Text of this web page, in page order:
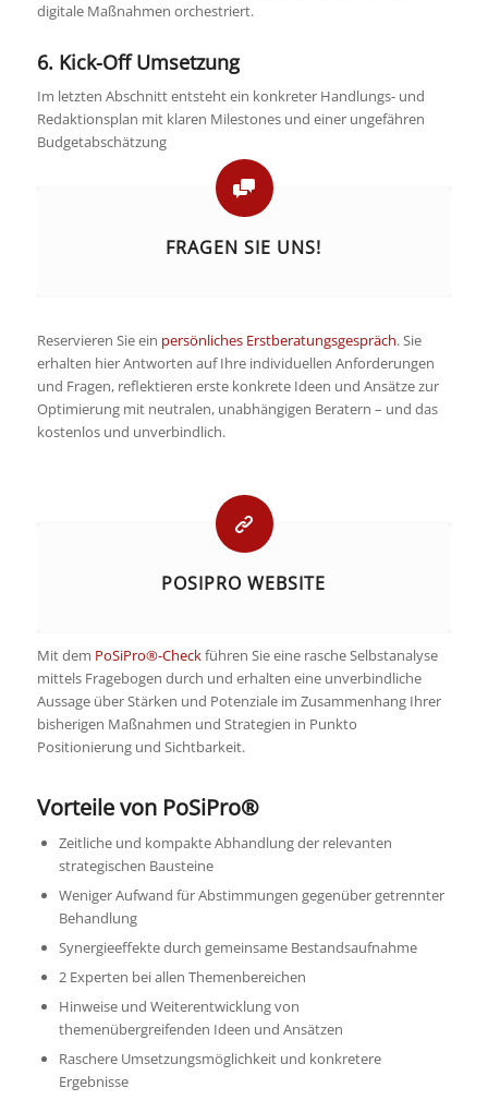
digitale Maßnahmen orchestriert.
6. Kick-Off Umsetzung
Im letzten Abschnitt entsteht ein konkreter Handlungs- und
Redaktionsplan mit klaren Milestones und einer ungefähren
Budgetabschätzung
FRAGEN SIE UNS!
Reservieren Sie ein persönliches Erstberatungsgespräch. Sie
erhalten hier Antworten auf Ihre individuellen Anforderungen
und Fragen, reflektieren erste konkrete Ideen und Ansätze zur
Optimierung mit neutralen, unabhängigen Beratern – und das
kostenlos und unverbindlich.
POSIPRO WEBSITE
Mit dem PoSiPro®-Checkführen Sie eine rasche Selbstanalyse
mittels Fragebogen durch und erhalten eine unverbindliche
Aussage über Stärken und Potenziale im Zusammenhang Ihrer
bisherigen Maßnahmen und Strategien in Punkto
Positionierung und Sichtbarkeit.
Vorteile von PoSiPro®
Zeitliche und kompakte Abhandlung der relevanten
strategischen Bausteine
Weniger Aufwand für Abstimmungen gegenüber getrennter
Behandlung
Synergieeffekte durch gemeinsame Bestandsaufnahme
2 Experten bei allen Themenbereichen
Hinweise und Weiterentwicklung von
themenübergreifenden Ideen und Ansätzen
Raschere Umsetzungsmöglichkeit und konkretere
Ergebnisse